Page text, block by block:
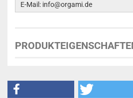
E-Mail: info@orgami.de